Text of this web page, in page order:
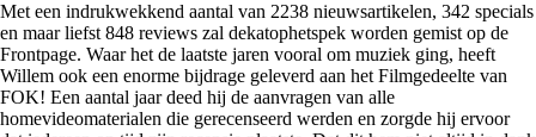
Met een indrukwekkend aantal van 2238 nieuwsartikelen, 342 specials
en maar liefst 848 reviews zal dekatophetspek worden gemist op de
Frontpage. Waar het de laatste jaren vooral om muziek ging, heeft
Willem ook een enorme bijdrage geleverd aan het Filmgedeelte van
FOK! Een aantal jaar deed hij de aanvragen van alle
homevideomaterialen die gerecenseerd werden en zorgde hij ervoor